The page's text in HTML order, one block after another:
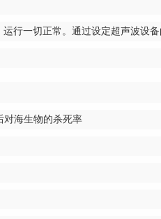
一切正常。通过设定超声波设
对海生物的杀死率